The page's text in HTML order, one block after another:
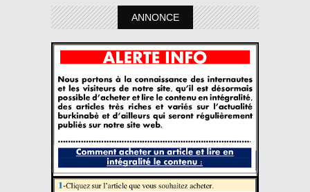
ANNONCE